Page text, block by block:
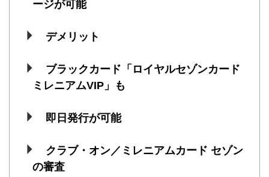
ージが可能
デメリット
ブラックカード「ロイヤルセゾンカード
ミレニアムVIP」も
即日発行が可能
クラブ・オン／ミレニアムカード セゾン
の審査